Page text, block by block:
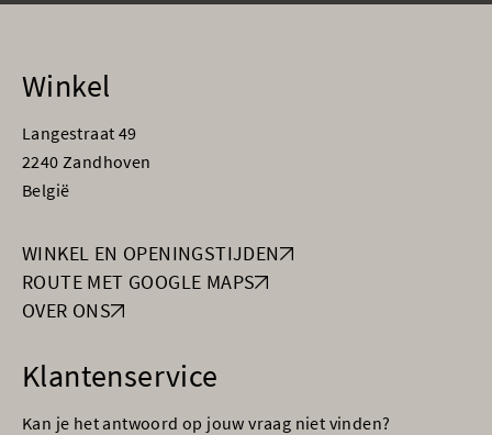
Winkel
Langestraat 49
2240 Zandhoven
België
WINKEL EN OPENINGSTIJDEN
ROUTE MET GOOGLE MAPS
OVER ONS
Klantenservice
Kan je het antwoord op jouw vraag niet vinden?